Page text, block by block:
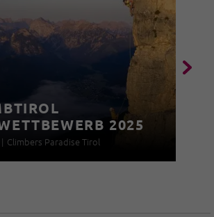
2025
| Climbers Paradise Tirol